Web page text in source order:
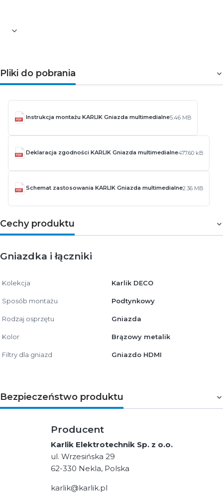
Pliki do pobrania
Instrukcja montażu KARLIK Gniazda multimedialne5.46 MB
Deklaracja zgodności KARLIK Gniazda multimedialne477.60 kB
Schemat zastosowania KARLIK Gniazda multimedialne2.36 MB
Cechy produktu
Gniazdka i łączniki
Kolekcja Karlik DECO
Sposób montażu Podtynkowy
Rodzaj osprzętu Gniazda
Kolor Brązowy metalik
Filtry dla gniazd Gniazdo HDMI
Bezpieczeństwo produktu
Producent
Karlik Elektrotechnik Sp. z o.o.
ul. Wrzesińska 29
62-330 Nekla, Polska
karlik@karlik.pl